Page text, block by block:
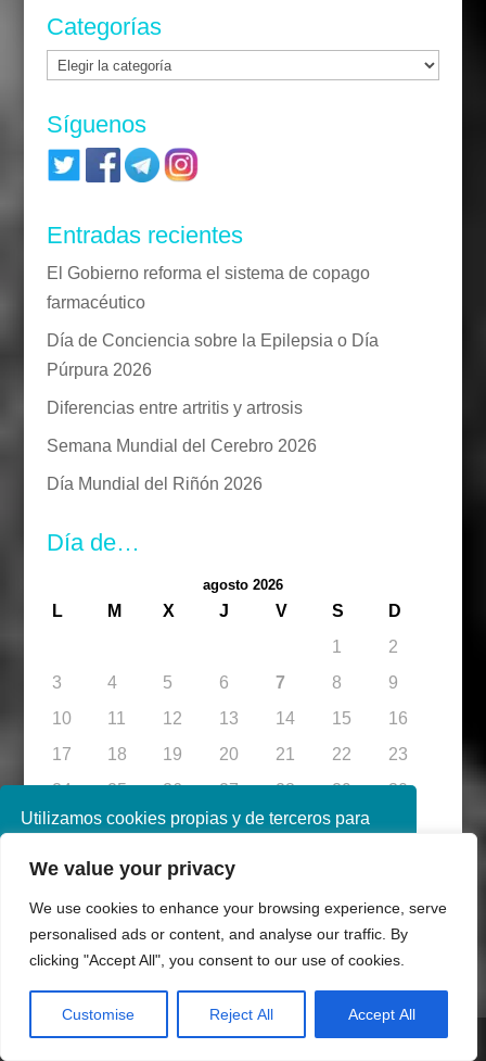
Utilizamos cookies propias y de terceros para
navegando, consideramos que acepta su uso.
política de cookies consulte nuestra
Política de
privacidad
We value your privacy
We use cookies to enhance your browsing experience, serve
personalised ads or content, and analyse our traffic. By
clicking "Accept All", you consent to our use of cookies.
Customise Reject All Accept All
Categorías
Categorías
Síguenos
Entradas recientes
El Gobierno reforma el sistema de copago
farmacéutico
Día de Conciencia sobre la Epilepsia o Día
Púrpura 2026
Diferencias entre artritis y artrosis
Semana Mundial del Cerebro 2026
Día Mundial del Riñón 2026
Día de…
agosto 2026
L M X J V S
D
1
2
3
4 5 6 7 8
9
10
11 12 13 14 15
16
17
18 19 20 21 22
23
24
25 26 27 28 29
30
31
« May
Buscar:
Categorías
Share This